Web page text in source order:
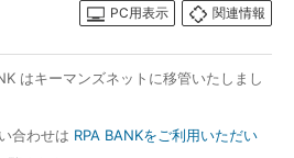
PC用表示
関連情報
はキーマンズネットに移管いたしまし
合わせは RPA BANKをご利用いただい